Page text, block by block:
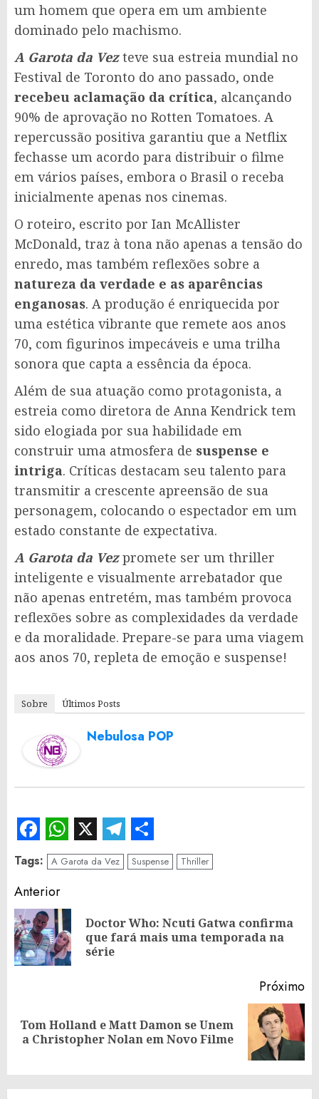
um homem que opera em um ambiente
dominado pelo machismo.
A Garota da Vezteve sua estreia mundial no
Festival de Toronto do ano passado, onde
recebeu aclamação da crítica, alcançando
90% de aprovação no Rotten Tomatoes. A
repercussão positiva garantiu que a Netflix
fechasse um acordo para distribuir o filme
em vários países, embora o Brasil o receba
inicialmente apenas nos cinemas.
O roteiro, escrito por Ian McAllister
McDonald, traz à tona não apenas a tensão do
enredo, mas também reflexões sobre a
natureza da verdade e as aparências
enganosas. A produção é enriquecida por
uma estética vibrante que remete aos anos
70, com figurinos impecáveis e uma trilha
sonora que capta a essência da época.
Além de sua atuação como protagonista, a
estreia como diretora de Anna Kendrick tem
sido elogiada por sua habilidade em
construir uma atmosfera de suspense e
intriga. Críticas destacam seu talento para
transmitir a crescente apreensão de sua
personagem, colocando o espectador em um
estado constante de expectativa.
A Garota da Vezpromete ser um thriller
inteligente e visualmente arrebatador que
não apenas entretém, mas também provoca
reflexões sobre as complexidades da verdade
e da moralidade. Prepare-se para uma viagem
aos anos 70, repleta de emoção e suspense!
Sobre Últimos Posts
Nebulosa POP
Facebook
WhatsApp
X Telegram
Share
Tags: A Garota da Vez Suspense Thriller
Continue
Reading
Anterior
Doctor Who: Ncuti Gatwa confirma
que fará mais uma temporada na
série
Próximo
Próximo
post:
Tom Holland e Matt Damon se Unem
a Christopher Nolan em Novo Filme